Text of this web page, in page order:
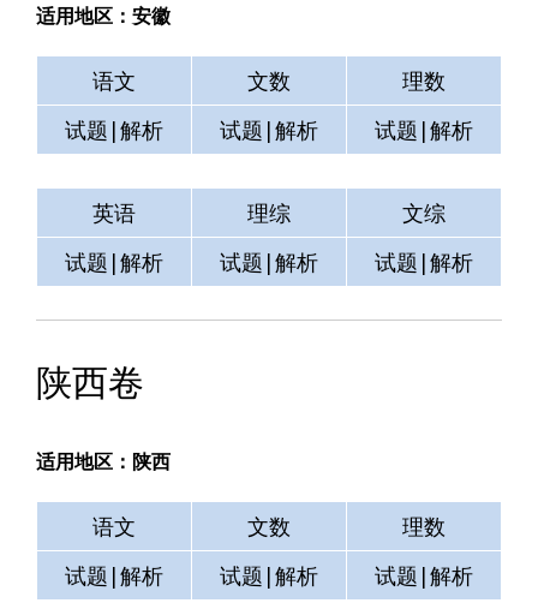
适用地区：安徽
语文 文数
理数
试题|解析
试题|解析 试题|解析
英语 理综
文综
试题|解析
试题|解析 试题|解析
陕西卷
适用地区：陕西
语文 文数
理数
试题|解析
试题|解析 试题|解析